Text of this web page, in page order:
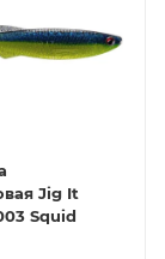
Jig It
Squid